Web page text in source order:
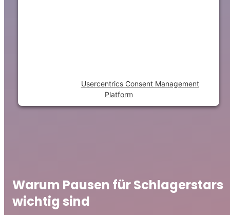
Usercentrics Consent Management
Platform
Warum Pausen für Schlagerstars
wichtig sind